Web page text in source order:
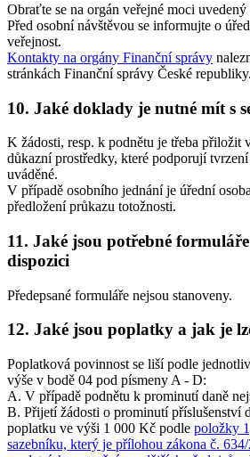
Obraťte se na orgán veřejné moci
Před osobní návštěvou se informujte o
veřejnost.
Kontakty na orgány Finanční správy
stránkách Finanční správy České republiky.
10. Jaké doklady je nutné mít s
K žádosti, resp. k podnětu je třeba přiložit
důkazní prostředky, které podporují
uváděné.
V případě osobního jednání je úřední
předložení průkazu totožnosti.
11. Jaké jsou potřebné
dispozici
Předepsané formuláře nejsou stanoveny.
12. Jaké jsou poplatky a jak je
Poplatková povinnost se liší podle
výše v bodě 04 pod písmeny A - D:
A. V případě podnětu k prominutí daně
B. Přijetí žádosti o prominutí příslušenství
poplatku ve výši 1 000 Kč podle položky
sazebníku, který je přílohou zákona č.